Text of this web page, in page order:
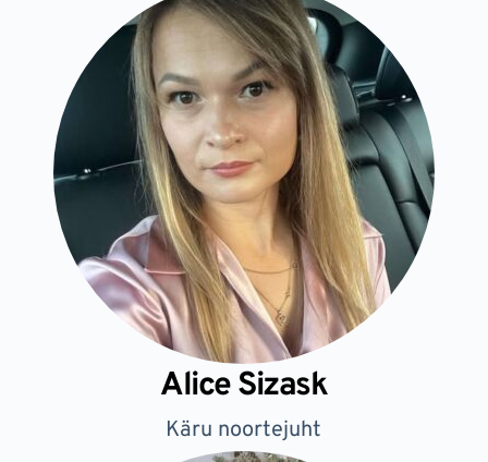
Alice Sizask
Käru noortejuht